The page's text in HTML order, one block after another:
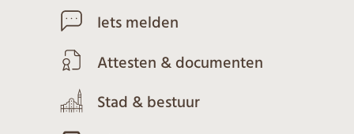
Iets melden
Attesten & documenten
Stad & bestuur